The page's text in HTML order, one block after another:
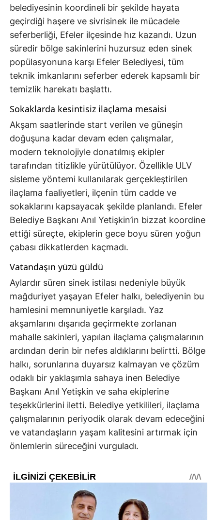
belediyesinin koordineli bir şekilde hayata
geçirdiği haşere ve sivrisinek ile mücadele
seferberliği, Efeler ilçesinde hız kazandı. Uzun
süredir bölge sakinlerini huzursuz eden sinek
popülasyonuna karşı Efeler Belediyesi, tüm
teknik imkanlarını seferber ederek kapsamlı bir
temizlik harekatı başlattı.
Sokaklarda kesintisiz ilaçlama mesaisi
Akşam saatlerinde start verilen ve güneşin
doğuşuna kadar devam eden çalışmalar,
modern teknolojiyle donatılmış ekipler
tarafından titizlikle yürütülüyor. Özellikle ULV
sisleme yöntemi kullanılarak gerçekleştirilen
ilaçlama faaliyetleri, ilçenin tüm cadde ve
sokaklarını kapsayacak şekilde planlandı. Efeler
Belediye Başkanı Anıl Yetişkin’in bizzat koordine
ettiği süreçte, ekiplerin gece boyu süren yoğun
çabası dikkatlerden kaçmadı.
Vatandaşın yüzü güldü
Aylardır süren sinek istilası nedeniyle büyük
mağduriyet yaşayan Efeler halkı, belediyenin bu
hamlesini memnuniyetle karşıladı. Yaz
akşamlarını dışarıda geçirmekte zorlanan
mahalle sakinleri, yapılan ilaçlama çalışmalarının
ardından derin bir nefes aldıklarını belirtti. Bölge
halkı, sorunlarına duyarsız kalmayan ve çözüm
odaklı bir yaklaşımla sahaya inen Belediye
Başkanı Anıl Yetişkin ve saha ekiplerine
teşekkürlerini iletti. Belediye yetkilileri, ilaçlama
çalışmalarının periyodik olarak devam edeceğini
ve vatandaşların yaşam kalitesini artırmak için
önlemlerin süreceğini vurguladı.